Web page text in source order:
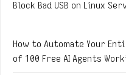
Block Bad USB on Linux
How to Automate Your
of 100 Free AI Agents